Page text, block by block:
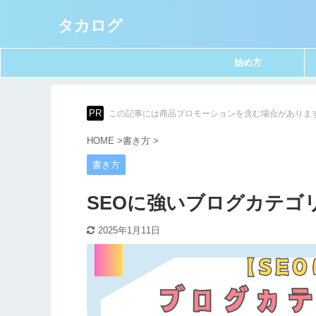
タカログ
始め方
PR この記事には商品プロモーションを含む場合がありま
HOME >書き方 >
書き方
SEOに強いブログカテゴ
2025年1月11日